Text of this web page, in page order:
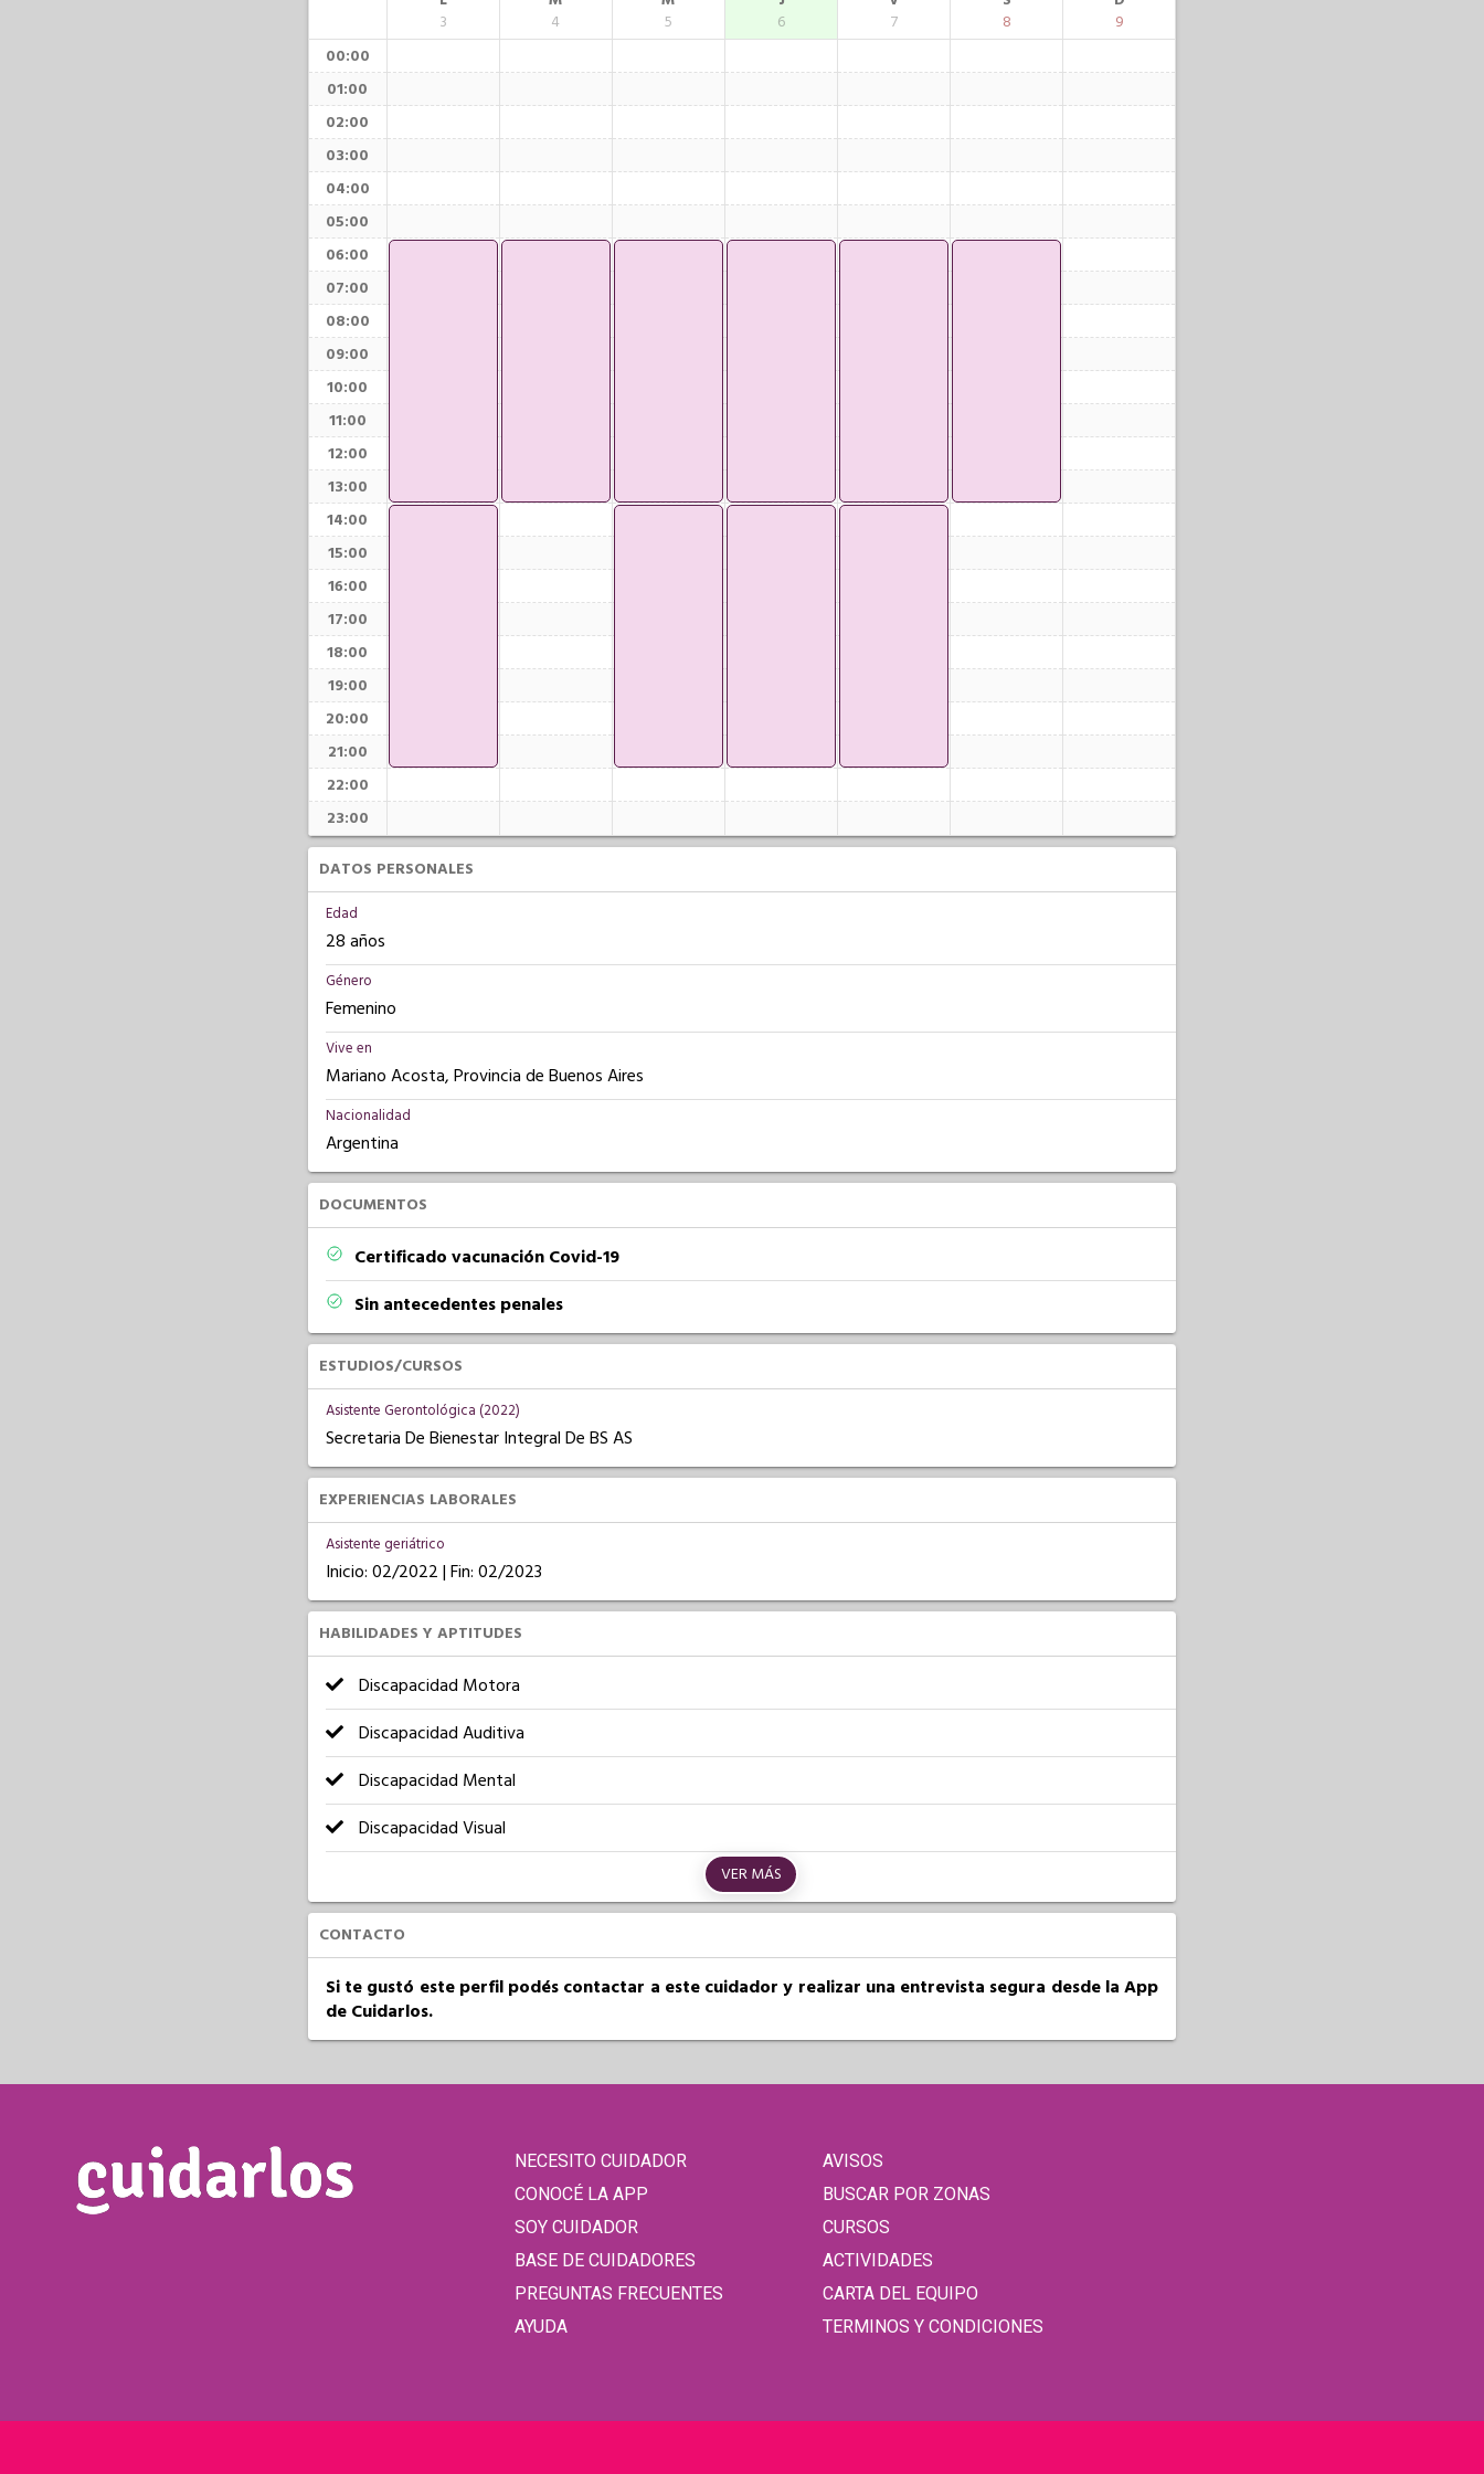
3
4
5
6
7
8
9
00:00
01:00
02:00
03:00
04:00
05:00
06:00
07:00
08:00
09:00
10:00
11:00
12:00
13:00
14:00
15:00
16:00
17:00
18:00
19:00
20:00
21:00
22:00
23:00
DATOS PERSONALES
Edad
28 años
Género
Femenino
Vive en
Mariano Acosta, Provincia de Buenos Aires
Nacionalidad
Argentina
DOCUMENTOS
Certificado vacunación Covid-19
Sin antecedentes penales
ESTUDIOS/CURSOS
Asistente Gerontológica (2022)
Secretaria De Bienestar Integral De BS AS
EXPERIENCIAS LABORALES
Asistente geriátrico
Inicio: 02/2022 | Fin: 02/2023
HABILIDADES Y APTITUDES
Discapacidad Motora
Discapacidad Auditiva
Discapacidad Mental
Discapacidad Visual
VER MÁS
CONTACTO
Si te gustó este perfil podés contactar a este cuidador y realizar una entrevista segura desde la App
de Cuidarlos.
NECESITO CUIDADOR
CONOCÉ LA APP
SOY CUIDADOR
BASE DE CUIDADORES
PREGUNTAS FRECUENTES
AYUDA
AVISOS
BUSCAR POR ZONAS
CURSOS
ACTIVIDADES
CARTA DEL EQUIPO
TERMINOS Y CONDICIONES